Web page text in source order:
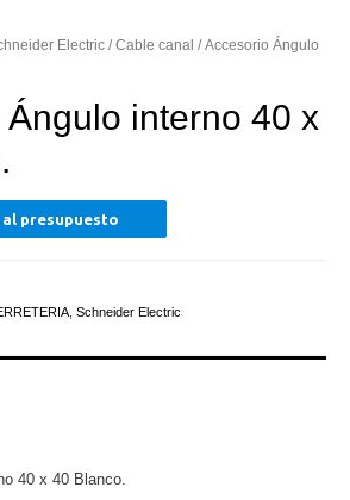
Electric /Cable canal / Accesorio Ángulo
interno 40 x
al presupuesto
Schneider Electric
40 x 40 Blanco.